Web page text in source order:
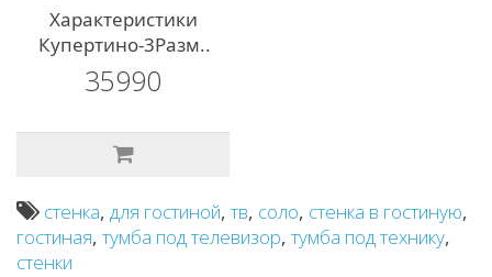
Характеристики
Купертино-3Разм..
35990
стенка, для гостиной, тв, соло, стенка в гостиную,
гостиная, тумба под телевизор, тумба под технику,
стенки